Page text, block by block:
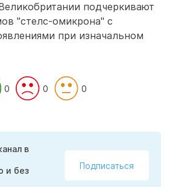
подчеркивают
"стелс-омикрона" с
при изначальном
0 0 0
в
и без
Подписаться